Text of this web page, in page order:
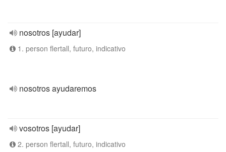
nosotros [ayudar]
1. person flertall, futuro, indicativo
nosotros ayudaremos
vosotros [ayudar]
2. person flertall, futuro, indicativo